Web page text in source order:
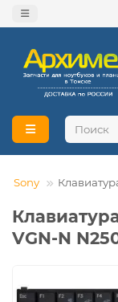
Sony
VGN-N